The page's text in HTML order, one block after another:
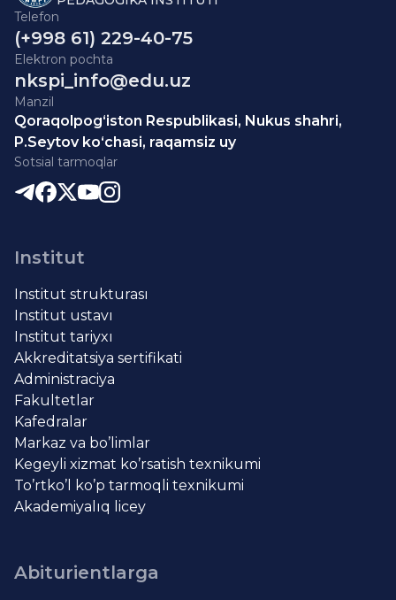
Telefon
(+998 61) 229-40-75
Elektron pochta
nkspi_info@edu.uz
Manzil
Qoraqolpog‘iston Respublikasi, Nukus shahri,
P.Seytov ko‘chasi, raqamsiz uy
Sotsial tarmoqlar
Institut
Institut strukturası
Institut ustavı
Institut tariyxı
Akkreditatsiya sertifikati
Administraciya
Fakultetlar
Kafedralar
Markaz va bo’limlar
Kegeyli xizmat ko’rsatish texnikumi
To’rtko’l ko’p tarmoqli texnikumi
Akademiyalıq licey
Abiturientlarga